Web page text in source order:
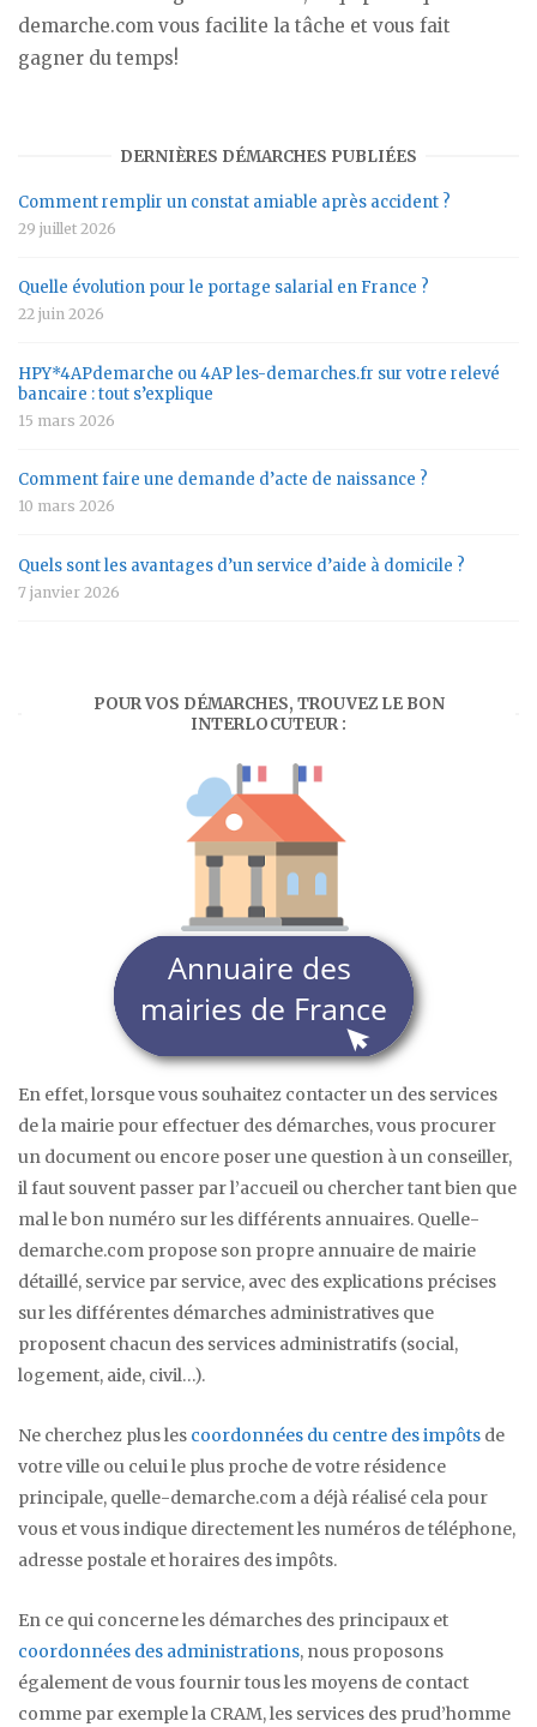
demarche.com vous facilite la tâche et vous fait
gagner du temps!
DERNIÈRES DÉMARCHES PUBLIÉES
Comment remplir un constat amiable après accident ?
29 juillet 2026
Quelle évolution pour le portage salarial en France ?
22 juin 2026
HPY*4APdemarche ou 4AP les-demarches.fr sur votre relevé
bancaire : tout s’explique
15 mars 2026
Comment faire une demande d’acte de naissance ?
10 mars 2026
Quels sont les avantages d’un service d’aide à domicile ?
7 janvier 2026
POUR VOS DÉMARCHES, TROUVEZ LE BON
INTERLOCUTEUR :
En effet, lorsque vous souhaitez contacter un des services
de la mairie pour effectuer des démarches, vous procurer
un document ou encore poser une question à un conseiller,
il faut souvent passer par l’accueil ou chercher tant bien que
mal le bon numéro sur les différents annuaires. Quelle-
demarche.com propose son propre annuaire de mairie
détaillé, service par service, avec des explications précises
sur les différentes démarches administratives que
proposent chacun des services administratifs (social,
logement, aide, civil…).
Ne cherchez plus les coordonnées du centre des impôts de
votre ville ou celui le plus proche de votre résidence
principale, quelle-demarche.com a déjà réalisé cela pour
vous et vous indique directement les numéros de téléphone,
adresse postale et horaires des impôts.
En ce qui concerne les démarches des principaux et
coordonnées des administrations, nous proposons
également de vous fournir tous les moyens de contact
comme par exemple la CRAM, les services des prud’homme